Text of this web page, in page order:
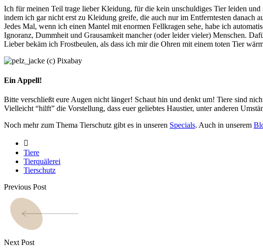
Ich für meinen Teil trage lieber Kleidung, für die kein unschuldiges Tier leiden
indem ich gar nicht erst zu Kleidung greife, die auch nur im Entferntesten danach
Jedes Mal, wenn ich einen Mantel mit enormen Fellkragen sehe, habe ich
Ignoranz, Dummheit und Grausamkeit mancher (oder leider vieler) Menschen.
Lieber bekäm ich Frostbeulen, als dass ich mir die Ohren mit einem toten Tier
Ein Appell!
Bitte verschließt eure Augen nicht länger! Schaut hin und denkt um! Tiere sind
Vielleicht “hilft” die Vorstellung, dass euer geliebtes Haustier, unter anderen
Noch mehr zum Thema Tierschutz gibt es in unseren Specials. Auch in unserem
Tiere
Tierquälerei
Tierschutz
Previous Post
Next Post